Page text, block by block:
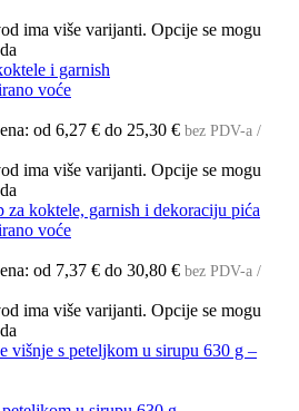
ima više varijanti. Opcije se mogu
voće
od 6,27 € do 25,30 € bez PDV-a /
ima više varijanti. Opcije se mogu
voće
od 7,37 € do 30,80 € bez PDV-a /
ima više varijanti. Opcije se mogu